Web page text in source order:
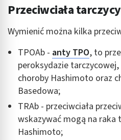
Przeciwciała tarczycy
Wymienić można kilka
TPOAb - anty TPO, to
peroksydazie
choroby Hashimoto oraz
Basedowa;
TRAb - przeciwciała
wskazywać mogą na raka
Hashimoto;